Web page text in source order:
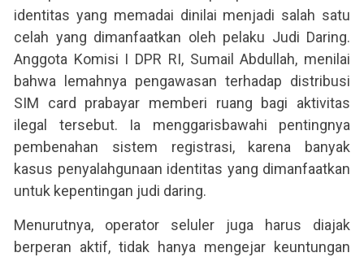
identitas yang memadai dinilai menjadi salah satu
celah yang dimanfaatkan oleh pelaku Judi Daring.
Anggota Komisi I DPR RI, Sumail Abdullah, menilai
bahwa lemahnya pengawasan terhadap distribusi
SIM card prabayar memberi ruang bagi aktivitas
ilegal tersebut. Ia menggarisbawahi pentingnya
pembenahan sistem registrasi, karena banyak
kasus penyalahgunaan identitas yang dimanfaatkan
untuk kepentingan judi daring.
Menurutnya, operator seluler juga harus diajak
berperan aktif, tidak hanya mengejar keuntungan